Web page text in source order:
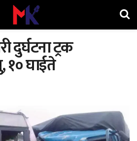
दुर्घटना ट्रक
घाईते